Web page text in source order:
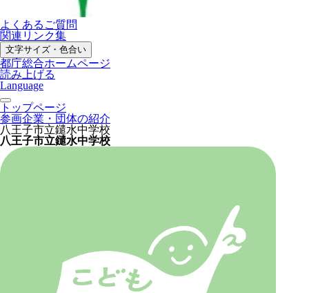
よくあるご質問
関連リンク集
文字サイズ・色合い
都庁総合ホームページ
読み上げる
Language
トップページ
参画企業・団体の紹介
八王子市立鑓水中学校
八王子市立鑓水中学校